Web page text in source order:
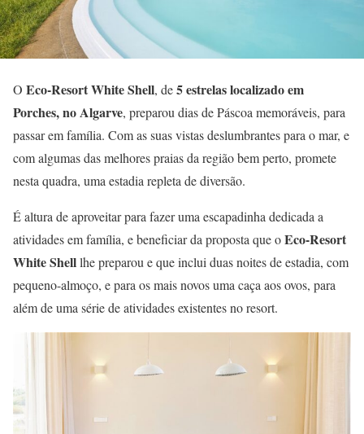
O Eco-Resort White Shell, de5 estrelaslocalizado em
Porches, no Algarve, preparou dias de Páscoa memoráveis, para
passar em família. Com as suas vistas deslumbrantes para o mar, e
com algumas das melhores praias da região bem perto, promete
nesta quadra, uma estadia repleta de diversão.
É altura de aproveitar para fazer uma escapadinha dedicada a
atividades em família, e beneficiar da proposta que oEco-Resort
White Shelllhe preparou e que inclui duas noites de estadia, com
pequeno-almoço, e para os mais novos uma caça aos ovos, para
além de uma série de atividades existentes no resort.